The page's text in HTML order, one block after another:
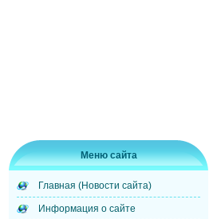
Меню сайта
Главная (Новости сайта)
Информация о сайте